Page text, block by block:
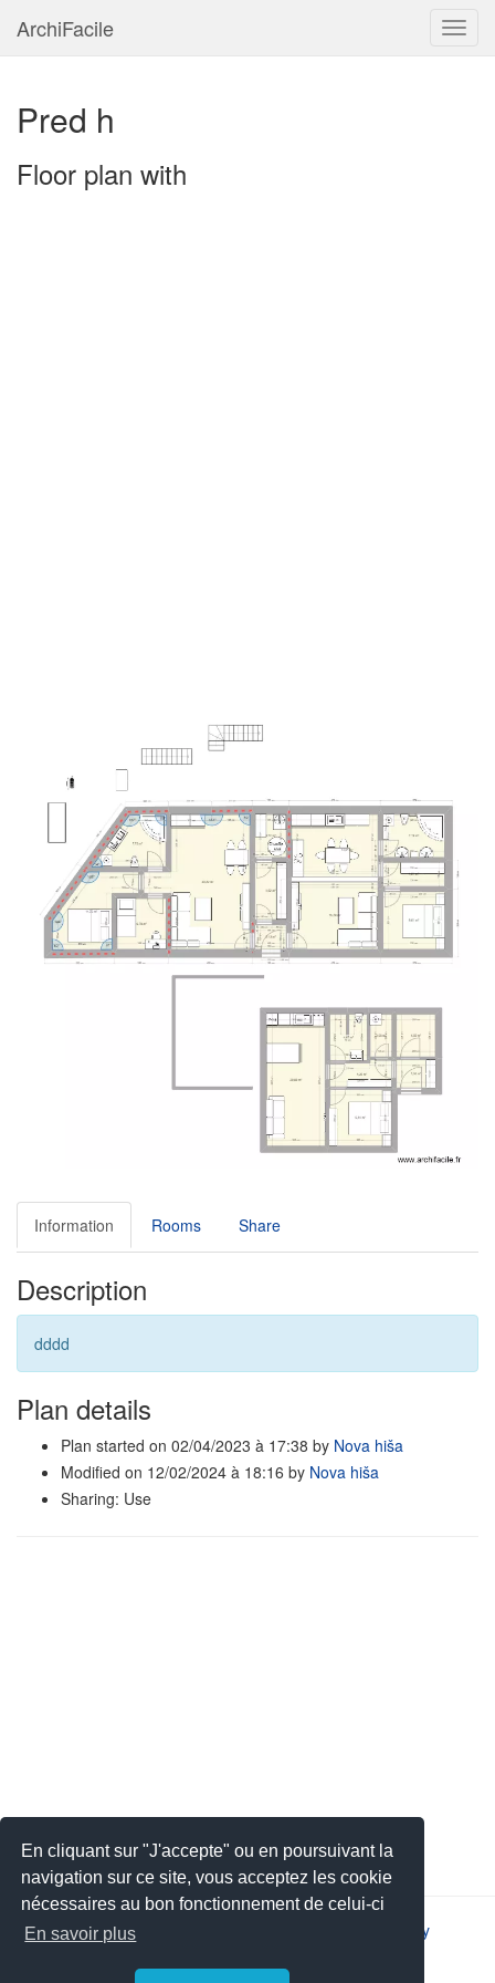
En cliquant sur "J'accepte" ou en poursuivant la
navigation sur ce site, vous acceptez les cookie
nécessaires au bon fonctionnement de celui-ci
En savoir plus
ArchiFacile
Pred h
Floor plan with
Information Rooms Share
Description
dddd
Plan details
Plan started on 02/04/2023 à 17:38 by Nova hiša
Modified on 12/02/2024 à 18:16 by Nova hiša
Sharing: Use
2026 © JSYS | Privacy policy